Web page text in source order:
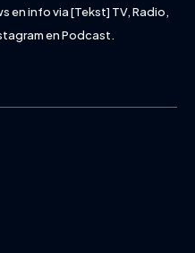
en info via [Tekst] TV, Radio,
en Podcast.